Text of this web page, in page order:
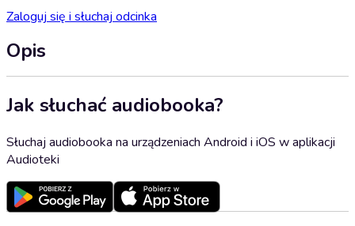
Zaloguj się i słuchaj odcinka
Opis
Jak słuchać audiobooka?
Słuchaj audiobooka na urządzeniach Android i iOS w aplikacji
Audioteki